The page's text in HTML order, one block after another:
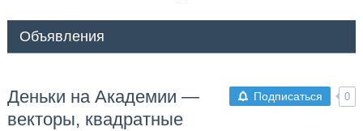
Объявления
Подписаться 0
Деньки на Академии —
векторы, квадратные